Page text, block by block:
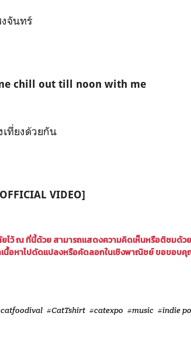
จันทร์
chill out till noon with me
เที่ยงด้วยกัน
VIDEO]
ไว้ ณ ที่นี้ด้วย สามารถแสดงความคิดเห็นหรือติชมด้
เนื้อหาไปดัดแปลงหรือคัดลอกในเชิงพาณิชย์ ขอขอบคุ
#CatTshirt #catexpo #music #indie